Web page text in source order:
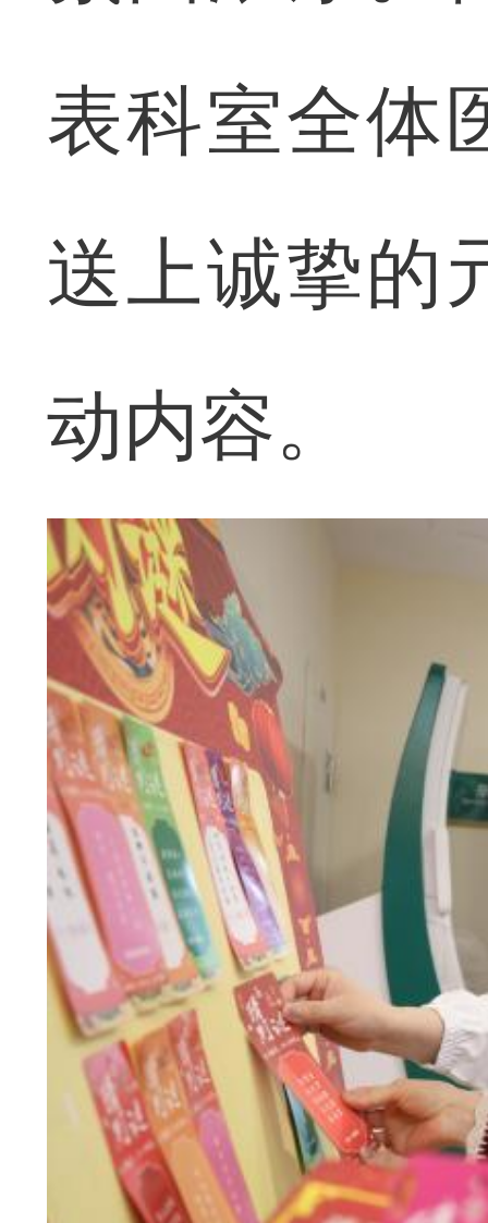
表科室全体
送上诚挚的
动内容。